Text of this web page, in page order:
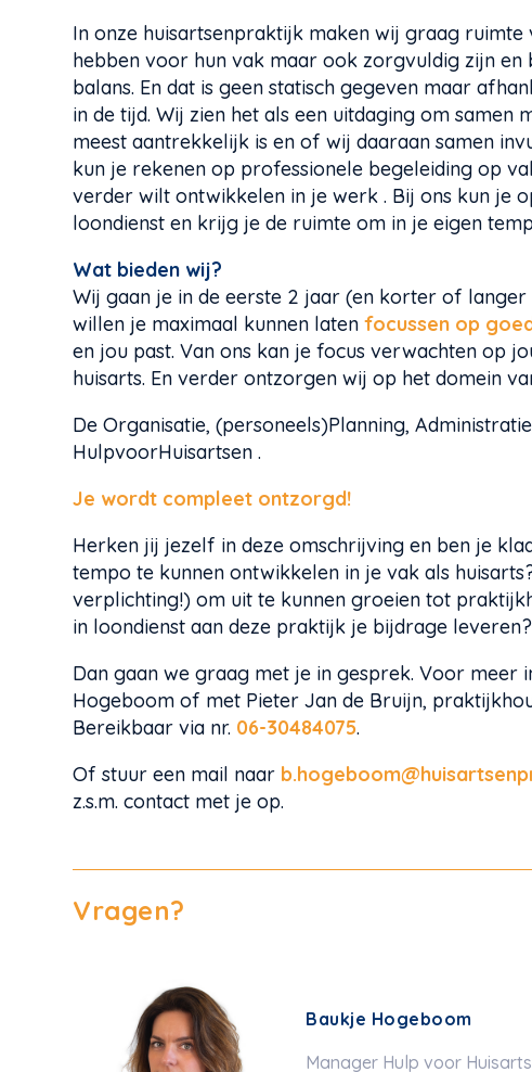
In onze huisartsenpraktijk maken wij graag
hebben voor hun vak maar ook zorgvuldig zijn
balans. En dat is geen statisch gegeven maar
in de tijd. Wij zien het als een uitdaging om
meest aantrekkelijk is en of wij daaraan samen
kun je rekenen op professionele begeleiding op
verder wilt ontwikkelen in je werk . Bij ons kun je
loondienst en krijg je de ruimte om in je eigen
Wat bieden wij?
Wij gaan je in de eerste 2 jaar (en korter of
willen je maximaal kunnen latenfocussen op
en jou past. Van ons kan je focus verwachten op
huisarts. En verder ontzorgen wij op het domein
De Organisatie, (personeels)Planning,
HulpvoorHuisartsen .
Je wordt compleet ontzorgd!
Herken jij jezelf in deze omschrijving en ben je
tempo te kunnen ontwikkelen in je vak als
verplichting!) om uit te kunnen groeien tot
in loondienst aan deze praktijk je bijdrage leveren?
Dan gaan we graag met je in gesprek. Voor
Hogeboom of met Pieter Jan de Bruijn,
Bereikbaar via nr. 06-30484075.
Of stuur een mail naar
z.s.m. contact met je op.
Vragen?
Baukje Hogeboom
Manager Hulp voor